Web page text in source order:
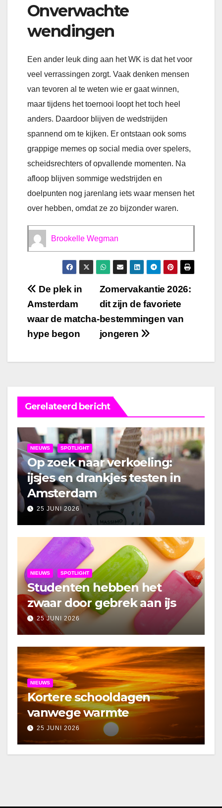
Onverwachte
wendingen
Een ander leuk ding aan het WK is dat het voor
veel verrassingen zorgt. Vaak denken mensen
van tevoren al te weten wie er gaat winnen,
maar tijdens het toernooi loopt het toch heel
anders. Daardoor blijven de wedstrijden
spannend om te kijken. Er ontstaan ook soms
grappige memes op social media over spelers,
scheidsrechters of opvallende momenten. Na
afloop blijven sommige wedstrijden en
doelpunten nog jarenlang iets waar mensen het
over hebben, omdat ze zo bijzonder waren.
Brookelle Wegman
Bericht
navigatie
Zomervakantie 2026:
dit zijn de favoriete
bestemmingen van
jongeren
De plek in
Amsterdam
waar de matcha-
hype begon
Gerelateerd bericht
NIEUWS SPOTLIGHT
Op zoek naar verkoeling:
ijsjes en drankjes testen in
Amsterdam
25 JUNI 2026
NIEUWS SPOTLIGHT
Studenten hebben het
zwaar door gebrek aan ijs
25 JUNI 2026
NIEUWS
Kortere schooldagen
vanwege warmte
25 JUNI 2026